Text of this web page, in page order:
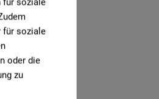
für soziale
oder die
zu